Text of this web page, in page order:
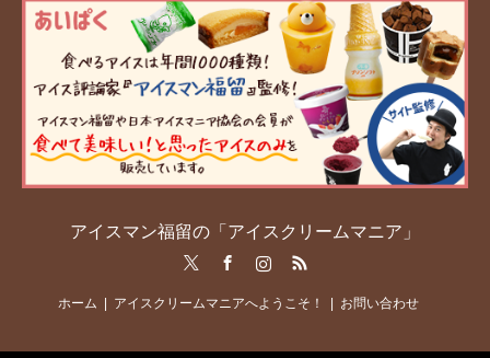
アイスマン福留の「アイスクリームマニア」
RSS
ホーム アイスクリームマニアへようこそ！ お問い合わせ